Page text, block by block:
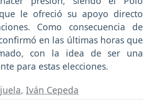
le ofreció su apoyo directo
Como consecuencia de
en las últimas horas que
con la idea de ser una
para estas elecciones.
, Iván Cepeda